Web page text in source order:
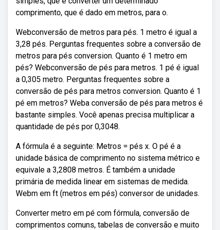
comprimento, que é dado em metros, para o.
Webconversão de metros para pés. 1 metro é igual a
3,28 pés. Perguntas frequentes sobre a conversão de
metros para pés conversion. Quanto é 1 metro em
pés? Webconversão de pés para metros. 1 pé é igual
a 0,305 metro. Perguntas frequentes sobre a
conversão de pés para metros conversion. Quanto é 1
pé em metros? Weba conversão de pés para metros é
bastante simples. Você apenas precisa multiplicar a
quantidade de pés por 0,3048.
A fórmula é a seguinte: Metros = pés x. O pé é a
unidade básica de comprimento no sistema métrico e
equivale a 3,2808 metros. É também a unidade
primária de medida linear em sistemas de medida.
Webm em ft (metros em pés) conversor de unidades.
Converter metro em pé com fórmula, conversão de
comprimentos comuns, tabelas de conversão e muito